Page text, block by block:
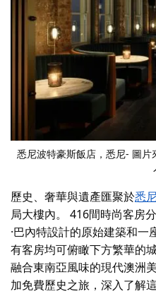
悉尼波特豪斯飯店，悉尼- 圖片
歷史、奢華與遺產匯聚於悉
局大樓內。 416間時尚客房
·巴內特設計的原始建築和
有客房均可俯瞰下方繁華的
融合東南亞風味的現代澳洲
加免費歷史之旅，深入了解